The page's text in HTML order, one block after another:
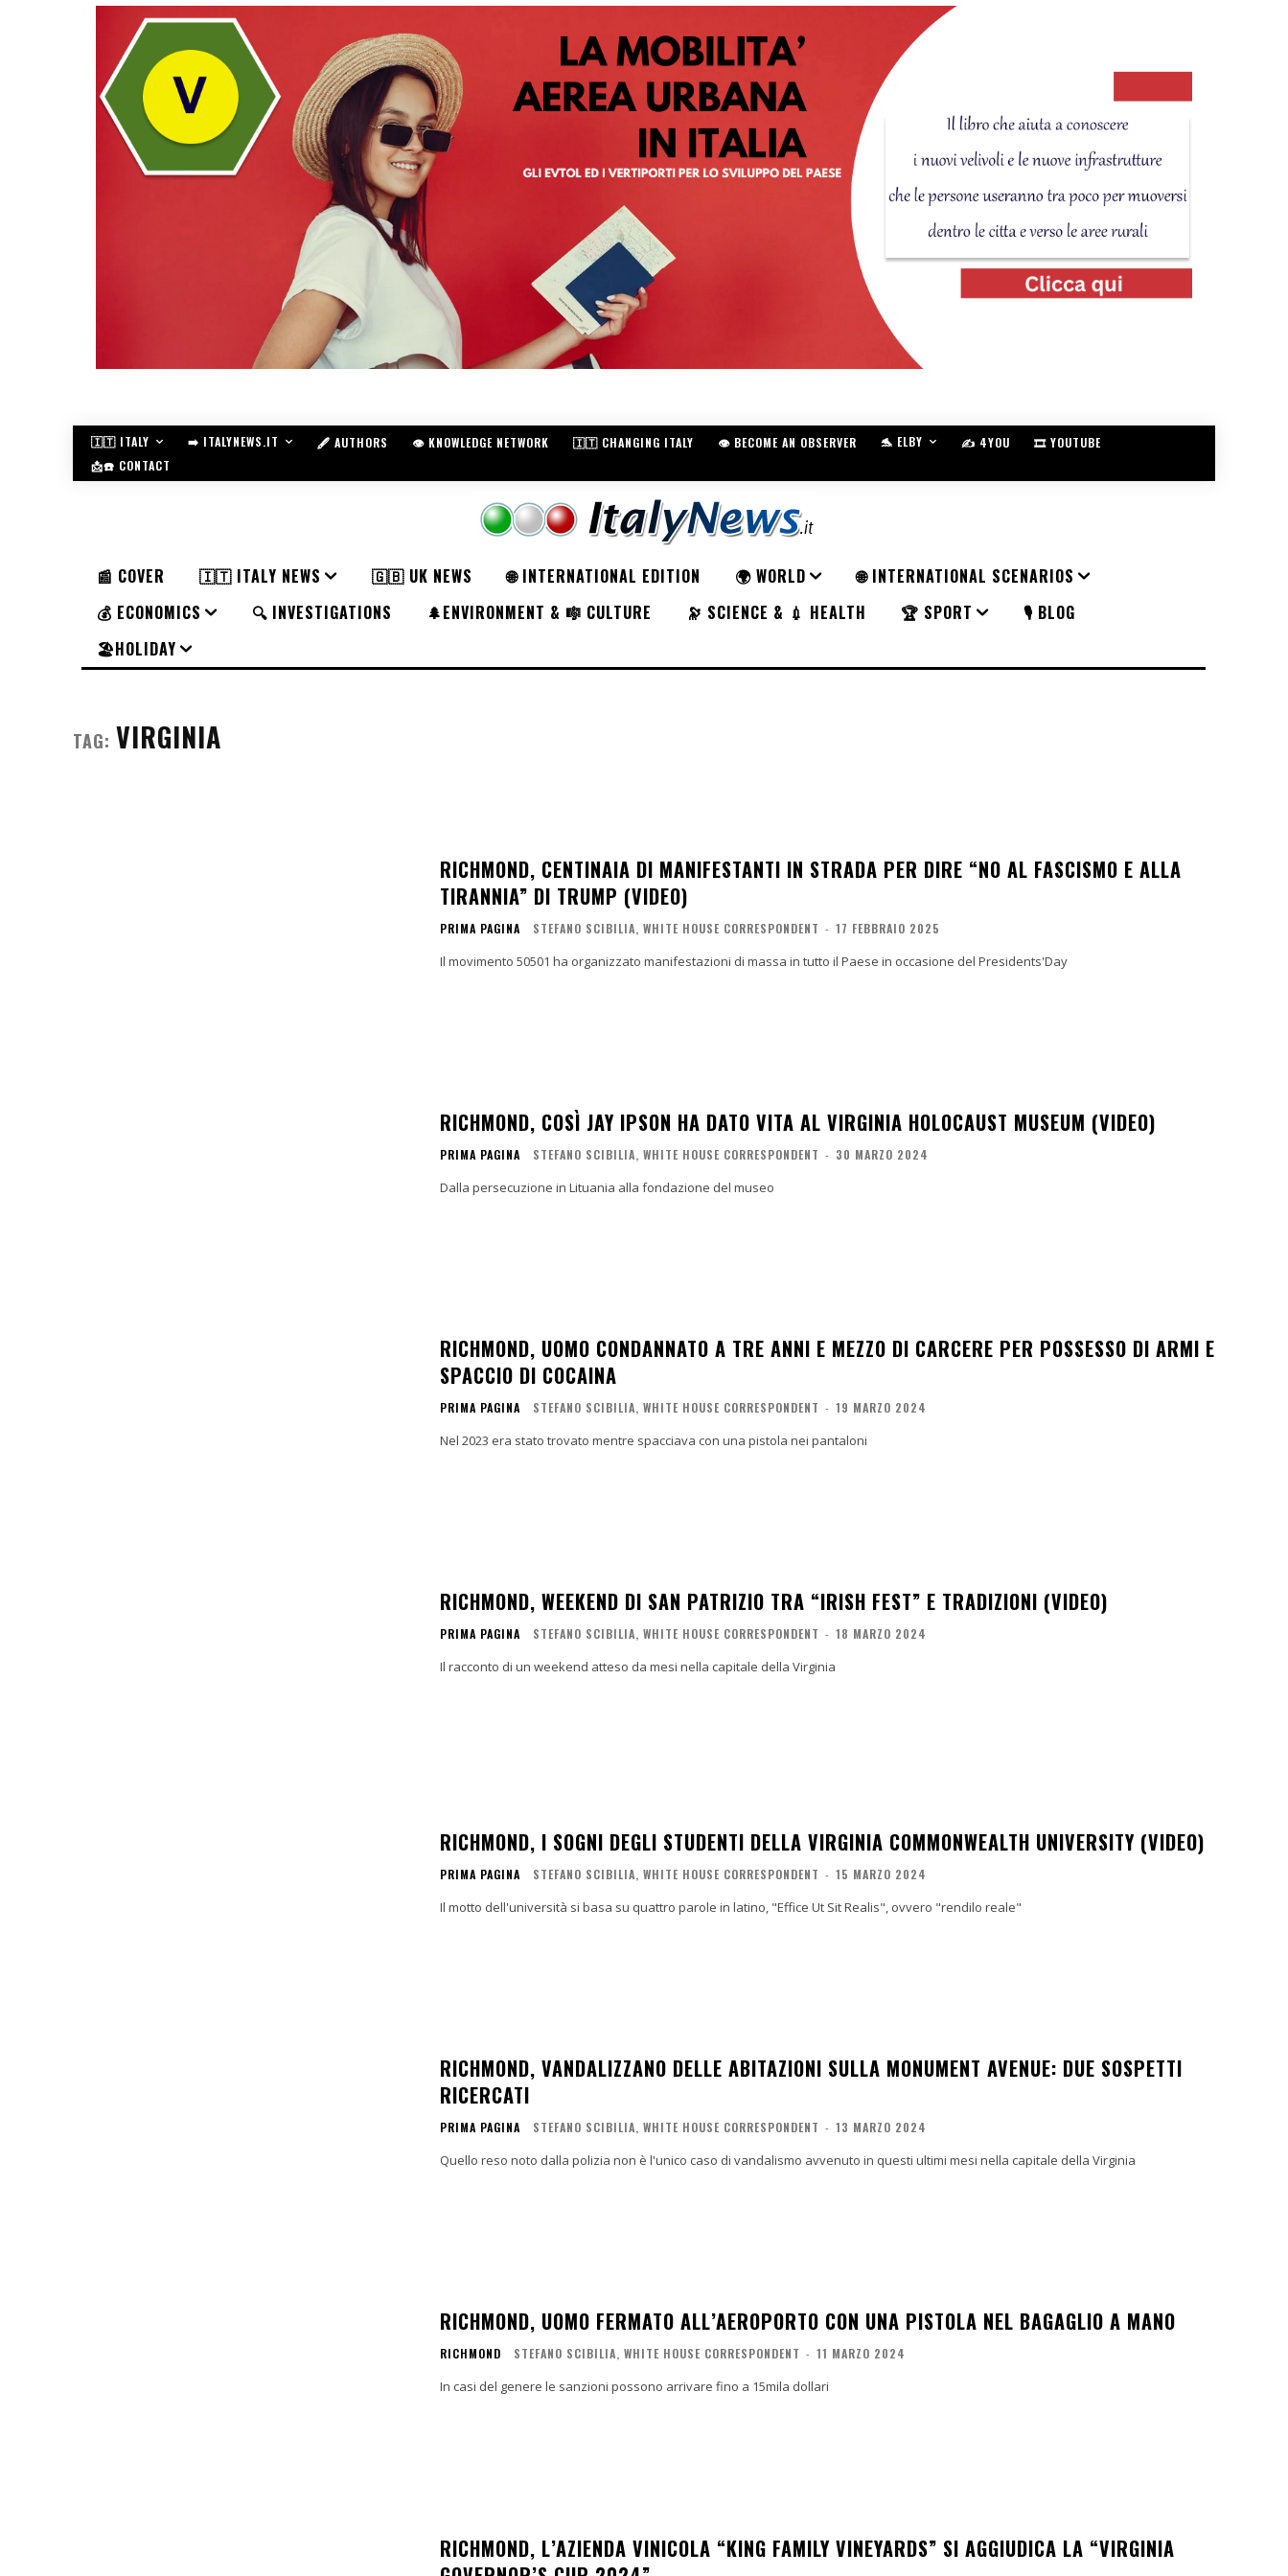
🇮🇹 ITALY ➡️ ITALYNEWS.IT 🖋️ AUTHORS 👁️ KNOWLEDGE NETWORK 🇮🇹 CHANGING ITALY 👁️ BECOME AN OBSERVER 🐬 ELBY ✍️ 4YOU
🎞️ YOUTUBE
📩☎️ CONTACT
📰 COVER 🇮🇹 ITALY NEWS 🇬🇧 UK NEWS 🌐 INTERNATIONAL EDITION 🌍 WORLD
🌐 INTERNATIONAL SCENARIOS
💰 ECONOMICS
🔍 INVESTIGATIONS 🌲ENVIRONMENT & 🎼 CULTURE 🔭 SCIENCE & 💉 HEALTH 🏆 SPORT
🎙️ BLOG
🏖️HOLIDAY
TAG: VIRGINIA
RICHMOND, CENTINAIA DI MANIFESTANTI IN STRADA PER DIRE “NO AL FASCISMO E ALLA
TIRANNIA” DI TRUMP (VIDEO)
PRIMA PAGINA STEFANO SCIBILIA, WHITE HOUSE CORRESPONDENT - 17 FEBBRAIO 2025
Il movimento 50501 ha organizzato manifestazioni di massa in tutto il Paese in occasione del Presidents'Day
RICHMOND, COSÌ JAY IPSON HA DATO VITA AL VIRGINIA HOLOCAUST MUSEUM (VIDEO)
PRIMA PAGINA STEFANO SCIBILIA, WHITE HOUSE CORRESPONDENT - 30 MARZO 2024
Dalla persecuzione in Lituania alla fondazione del museo
RICHMOND, UOMO CONDANNATO A TRE ANNI E MEZZO DI CARCERE PER POSSESSO DI ARMI E
SPACCIO DI COCAINA
PRIMA PAGINA STEFANO SCIBILIA, WHITE HOUSE CORRESPONDENT - 19 MARZO 2024
Nel 2023 era stato trovato mentre spacciava con una pistola nei pantaloni
RICHMOND, WEEKEND DI SAN PATRIZIO TRA “IRISH FEST” E TRADIZIONI (VIDEO)
PRIMA PAGINA STEFANO SCIBILIA, WHITE HOUSE CORRESPONDENT - 18 MARZO 2024
Il racconto di un weekend atteso da mesi nella capitale della Virginia
RICHMOND, I SOGNI DEGLI STUDENTI DELLA VIRGINIA COMMONWEALTH UNIVERSITY (VIDEO)
PRIMA PAGINA STEFANO SCIBILIA, WHITE HOUSE CORRESPONDENT - 15 MARZO 2024
Il motto dell'università si basa su quattro parole in latino, "Effice Ut Sit Realis", ovvero "rendilo reale"
RICHMOND, VANDALIZZANO DELLE ABITAZIONI SULLA MONUMENT AVENUE: DUE SOSPETTI
RICERCATI
PRIMA PAGINA STEFANO SCIBILIA, WHITE HOUSE CORRESPONDENT - 13 MARZO 2024
Quello reso noto dalla polizia non è l'unico caso di vandalismo avvenuto in questi ultimi mesi nella capitale della Virginia
RICHMOND, UOMO FERMATO ALL’AEROPORTO CON UNA PISTOLA NEL BAGAGLIO A MANO
RICHMOND STEFANO SCIBILIA, WHITE HOUSE CORRESPONDENT - 11 MARZO 2024
In casi del genere le sanzioni possono arrivare fino a 15mila dollari
RICHMOND, L’AZIENDA VINICOLA “KING FAMILY VINEYARDS” SI AGGIUDICA LA “VIRGINIA